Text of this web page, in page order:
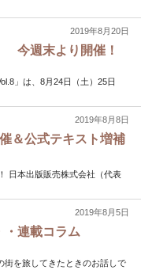
2019年8月20日
今週末より開催！
」は、8月24日（土）25日
2019年8月8日
＆公式テキスト増補
日本出版販売株式会社（代表
2019年8月5日
・連載コラム
街を旅してきたときのお話しで